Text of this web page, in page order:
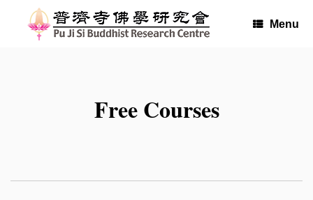
Menu
Free Courses